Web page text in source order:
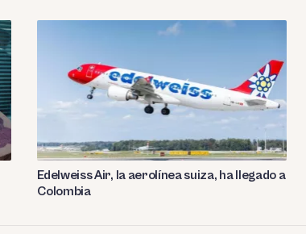
Edelweiss Air, la aerolínea suiza, ha llegado a
Colombia